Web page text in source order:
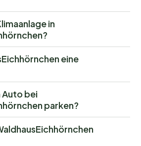
in
eine
Auto bei
parken?